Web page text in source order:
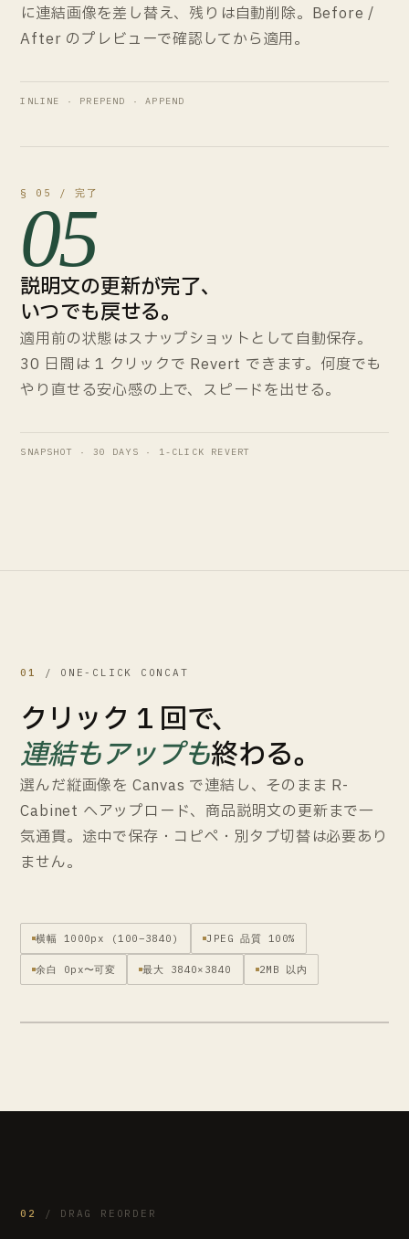
に連結画像を差し替え、残りは自動削除。Before /
After のプレビューで確認してから適用。
INLINE · PREPEND · APPEND
§ 05 / 完了
05
説明文の更新が完了、
いつでも戻せる。
適用前の状態はスナップショットとして自動保存。
30 日間は 1 クリックで Revert できます。何度でも
やり直せる安心感の上で、スピードを出せる。
SNAPSHOT · 30 DAYS · 1-CLICK REVERT
01 / ONE-CLICK CONCAT
クリック 1 回で、
連結もアップも終わる。
選んだ縦画像を Canvas で連結し、そのまま R-
Cabinet へアップロード、商品説明文の更新まで一
気通貫。途中で保存・コピペ・別タブ切替は必要あり
ません。
横幅 1000px (100–3840) JPEG 品質 100%
余白 0px〜可変 最大 3840×3840 2MB 以内
02 / DRAG REORDER